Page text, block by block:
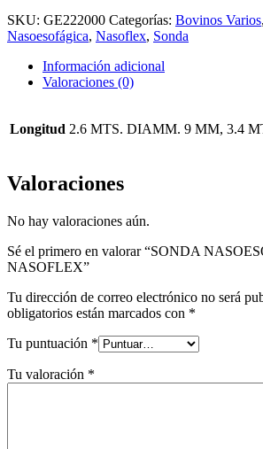
SKU: GE222000 Categorías: Bovinos Varios,
Nasoesofágica, Nasoflex, Sonda
Información adicional
Valoraciones (0)
Longitud 2.6 MTS. DIAMM. 9 MM, 3.4
Valoraciones
No hay valoraciones aún.
Sé el primero en valorar “SONDA
NASOFLEX”
Tu dirección de correo electrónico no será
obligatorios están marcados con *
Tu puntuación *
Tu valoración *